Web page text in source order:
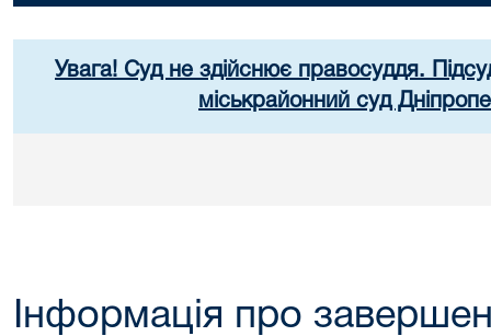
Увага! Суд не здійснює правосуддя.
міськрайонний суд
Інформація про